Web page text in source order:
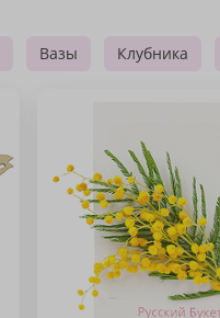
Вазы Клубника